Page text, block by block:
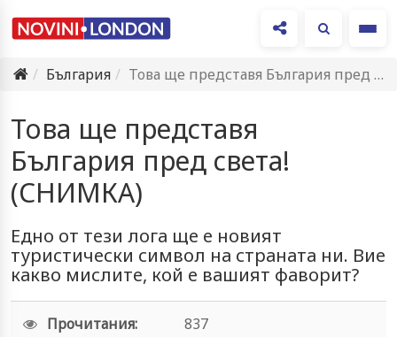
България
Toва ще представя България пред света! (СНИМКА)
Toва ще представя
България пред света!
(СНИМКА)
Едно от тези лога ще е новият
туристически символ на страната ни. Вие
какво мислите, кой е вашият фаворит?
Прочитания:
837